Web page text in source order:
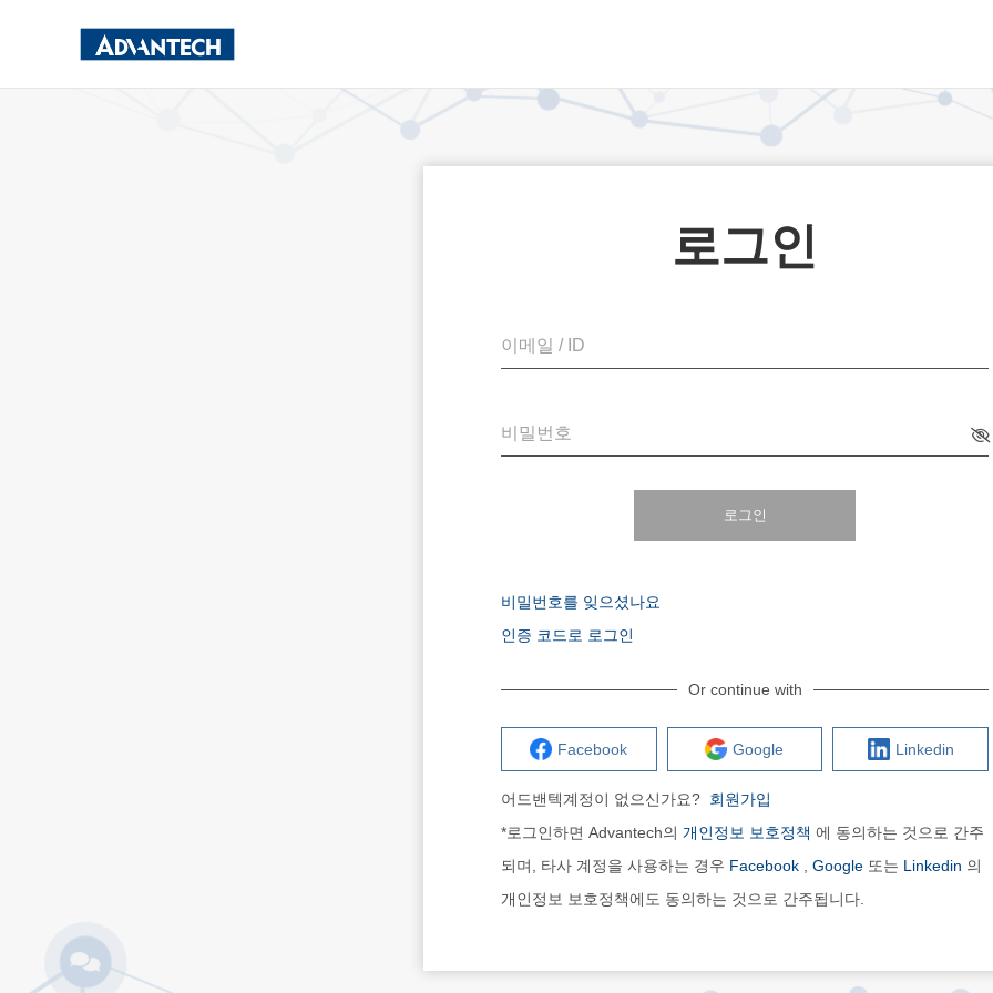
로그인
이메일 / ID
비밀번호
로그인
비밀번호를 잊으셨나요
인증 코드로 로그인
Or continue with
Facebook Google Linkedin
어드밴텍계정이 없으신가요? 회원가입
*로그인하면 Advantech의 개인정보 보호정책 에 동의하는 것으로 간주
되며, 타사 계정을 사용하는 경우 Facebook Google 또는 Linkedin 의
개인정보 보호정책에도 동의하는 것으로 간주됩니다.